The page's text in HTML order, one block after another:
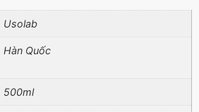
Usolab
Hàn Quốc
500ml